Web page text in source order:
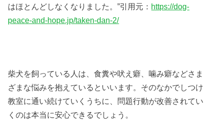
はほとんどしなくなりました。”引用元： https://dog-
peace-and-hope.jp/taken-dan-2/
柴犬を飼っている人は、食糞や吠え癖、噛み癖などさま
ざまな悩みを抱えているといいます。そのなかでしつけ
教室に通い続けていくうちに、問題行動が改善されてい
くのは本当に安心できるでしょう。